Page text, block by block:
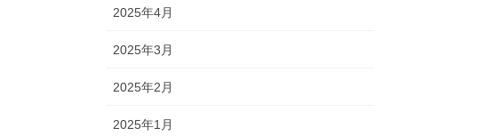
2025年4月
2025年3月
2025年2月
2025年1月